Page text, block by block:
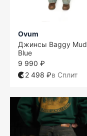
Ovum
Джинсы Baggy Mud
Blue
9 990 ₽
2 498 ₽в Сплит